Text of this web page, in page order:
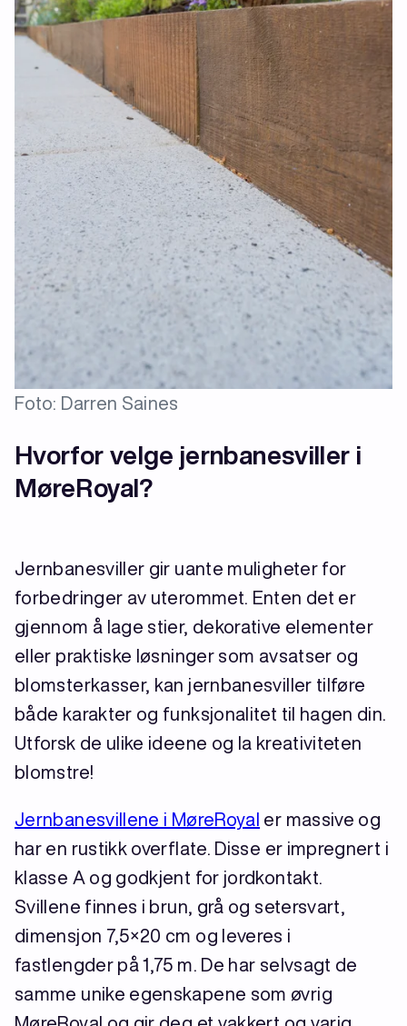
Foto: Darren Saines
Hvorfor velge jernbanesviller i
MøreRoyal?
Jernbanesviller gir uante muligheter for
forbedringer av uterommet. Enten det er
gjennom å lage stier, dekorative elementer
eller praktiske løsninger som avsatser og
blomsterkasser, kan jernbanesviller tilføre
både karakter og funksjonalitet til hagen din.
Utforsk de ulike ideene og la kreativiteten
blomstre!
Jernbanesvillene i MøreRoyal er massive og
har en rustikk overflate. Disse er impregnert i
klasse A og godkjent for jordkontakt.
Svillene finnes i brun, grå og setersvart,
dimensjon 7,5×20 cm og leveres i
fastlengder på 1,75 m. De har selvsagt de
samme unike egenskapene som øvrig